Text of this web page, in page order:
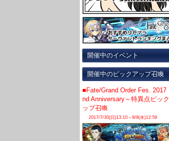
開催中のイベント
開催中のピックアップ召喚
■Fate/Grand Order Fes. 2017
nd Anniversary～特異点ピッ
ップ召喚
2017/7/30(日)13:10～8/9(水)12:59